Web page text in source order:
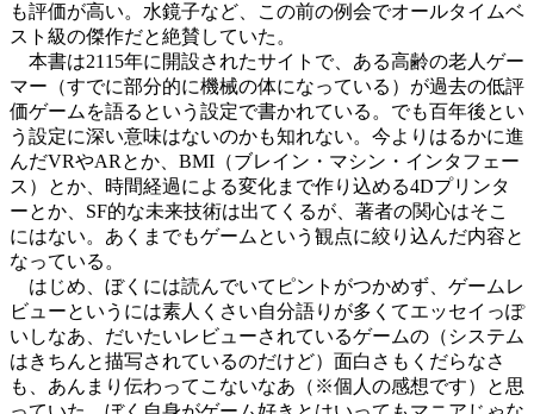
も評価が高い。水鏡子など、この前の例会でオールタイムベ
スト級の傑作だと絶賛していた。
本書は2115年に開設されたサイトで、ある高齢の老人ゲー
マー（すでに部分的に機械の体になっている）が過去の低評
価ゲームを語るという設定で書かれている。でも百年後とい
う設定に深い意味はないのかも知れない。今よりはるかに進
んだVRやARとか、BMI（ブレイン・マシン・インタフェー
ス）とか、時間経過による変化まで作り込める4Dプリンタ
ーとか、SF的な未来技術は出てくるが、著者の関心はそこ
にはない。あくまでもゲームという観点に絞り込んだ内容と
なっている。
はじめ、ぼくには読んでいてピントがつかめず、ゲームレ
ビューというには素人くさい自分語りが多くてエッセイっぽ
いしなあ、だいたいレビューされているゲームの（システム
はきちんと描写されているのだけど）面白さもくだらなさ
も、あんまり伝わってこないなあ（※個人の感想です）と思